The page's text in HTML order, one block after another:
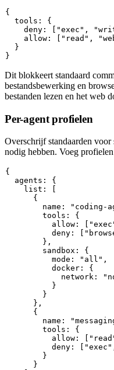
{
  tools: {
deny: ["exec",
allow: ["read",
  }
Dit blokkeert standaard
bestandsbewerking en
bestanden lezen en het web
Per-agent profielen
Overschrijf standaarden voor
nodig hebben. Voeg
{
  agents: {
    list: [
      {
name: "coding-
        tools: {
allow:
deny:
        },
        sandbox: {
          mode: "all",
          docker: {
network:
          }
        }
      },
      {
name:
        tools: {
allow:
deny:
        }
      }